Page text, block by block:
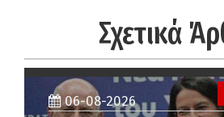
Σχετικά
06-08-2026